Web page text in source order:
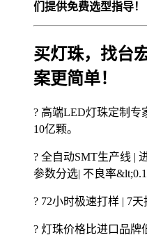
们提供免费选型指导！
买灯珠，找台
案更简单！
? 高端LED灯珠定制专
10亿颗。
? 全自动SMT生产线 |
参数分选| 不良率
? 72小时极速打样 | 7
? 灯珠价格比进口品牌